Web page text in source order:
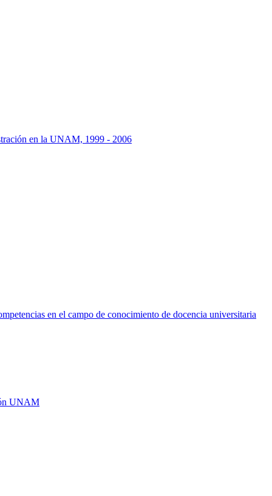
en la UNAM, 1999 - 2006
en el campo de conocimiento de docencia universitaria
UNAM